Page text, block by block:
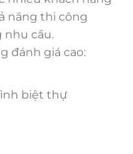
năng thi công
nhu cầu.
đánh giá cao:
biệt thự